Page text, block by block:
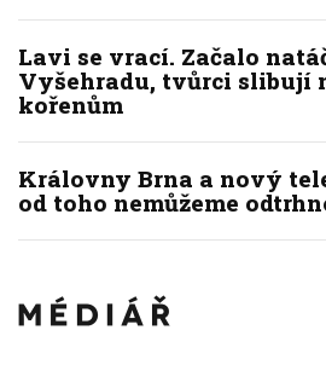
Lavi se vrací. Začalo
Vyšehradu, tvůrci slibují
kořenům
Královny Brna a nový
od toho nemůžeme